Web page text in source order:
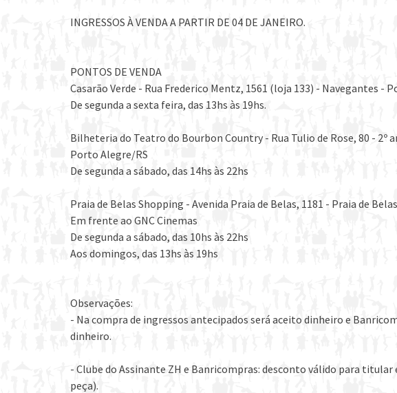
INGRESSOS À VENDA A PARTIR DE 04 DE JANEIRO.
PONTOS DE VENDA
Casarão Verde - Rua Frederico Mentz, 1561 (loja 133) - Navegantes -
De segunda a sexta feira, das 13hs às 19hs.
Bilheteria do Teatro do Bourbon Country - Rua Tulio de Rose, 80 - 2º
Porto Alegre/RS
De segunda a sábado, das 14hs às 22hs
Praia de Belas Shopping - Avenida Praia de Belas, 1181 - Praia de
Em frente ao GNC Cinemas
De segunda a sábado, das 10hs às 22hs
Aos domingos, das 13hs às 19hs
Observações:
- Na compra de ingressos antecipados será aceito dinheiro e
dinheiro.
- Clube do Assinante ZH e Banricompras: desconto válido para
peça).